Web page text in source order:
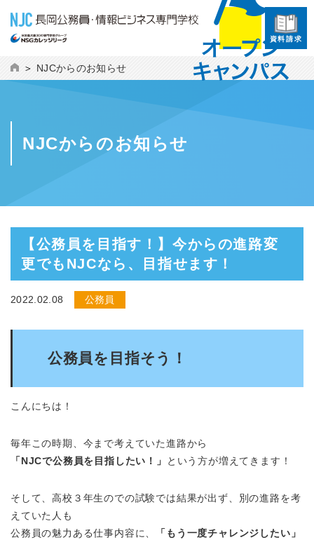
資料請求
NJCからのお知らせ
NJCからのお知らせ
【公務員を目指す！】今からの進路変
更でもNJCなら、目指せます！
2022.02.08 公務員
公務員を目指そう！
こんにちは！
毎年この時期、今まで考えていた進路から
「NJCで公務員を目指したい！」
という方が増えてきます！
そして、高校３年生のでの試験では結果が出ず、別の進路を考
えていた人も
公務員の魅力ある仕事内容に、
「もう一度チャレンジしたい」